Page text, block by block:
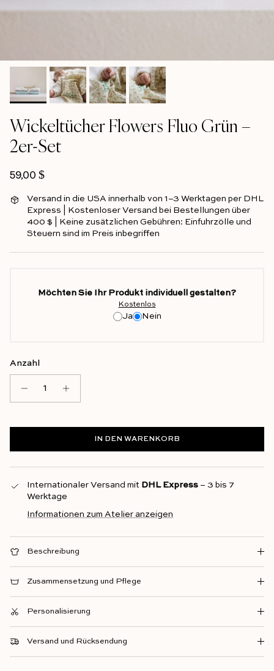
Wickeltücher Flowers Fluo Grün –
2er-Set
Normalpreis
59,00 $
Versand in die USA innerhalb von 1–3 Werktagen per DHL
Express | Kostenloser Versand bei Bestellungen über
400 $ | Keine zusätzlichen Gebühren: Einfuhrzölle und
Steuern sind im Preis inbegriffen
Möchten Sie Ihr Produkt individuell gestalten?
Kostenlos
Ja Nein
Anzahl
IN DEN WARENKORB
Internationaler Versand mit DHL Express – 3 bis 7
Werktage
Informationen zum Atelier anzeigen
Beschreibung
Zusammensetzung und Pflege
Personalisierung
Versand und Rücksendung